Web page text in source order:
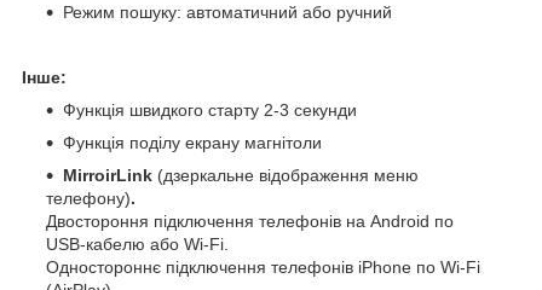
Режим пошуку: автоматичний або ручний
Інше:
Функція швидкого старту 2-3 секунди
Функція поділу екрану магнітоли
MirroirLink (дзеркальне відображення меню
телефону).
Двостороння підключення телефонів на Android по
USB-кабелю або Wi-Fi.
Одностороннє підключення телефонів iPhone по Wi-Fi